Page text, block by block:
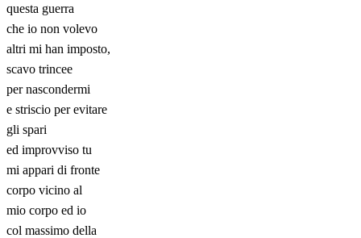
questa guerra
che io non volevo
altri mi han imposto,
scavo trincee
per nascondermi
e striscio per evitare
gli spari
ed improvviso tu
mi appari di fronte
corpo vicino al
mio corpo ed io
col massimo della